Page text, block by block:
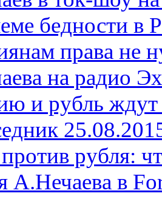
бедности в
права не
на радио
и рубль ждут
рубля:
А.Нечаева в